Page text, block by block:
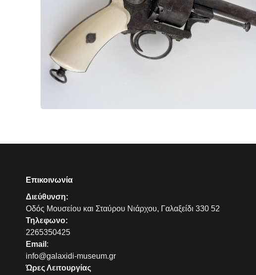
Επικοινωνία
Διεύθυνση:
Οδός Μουσείου και Σταύρου Νιάρχου, Γαλαξείδι 330 52
Τηλεφωνο:
2265350425
Email :
info@galaxidi-museum.gr
Ώρες Λειτουργίας